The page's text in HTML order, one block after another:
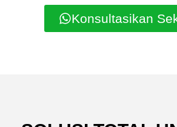
Konsultasikan